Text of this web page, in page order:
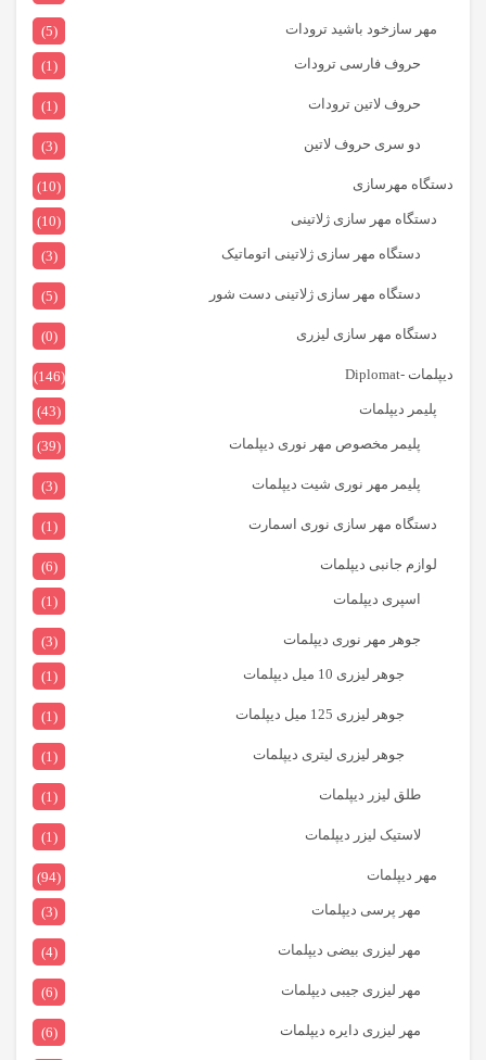
مهر سازخود باشید ترودات
(5)
حروف فارسی ترودات
(1)
حروف لاتین ترودات (1)
دو سری حروف لاتین (3)
دستگاه مهرسازی
(10)
دستگاه مهر سازی ژلاتینی
(10)
دستگاه مهر سازی ژلاتینی اتوماتیک
(3)
دستگاه مهر سازی ژلاتینی دست شور (5)
دستگاه مهر سازی لیزری (0)
دیپلمات -Diplomat
(146)
پلیمر دیپلمات
(43)
پلیمر مخصوص مهر نوری دیپلمات
(39)
پلیمر مهر نوری شیت دیپلمات (3)
دستگاه مهر سازی نوری اسمارت (1)
لوازم جانبی دیپلمات
(6)
اسپری دیپلمات
(1)
جوهر مهر نوری دیپلمات
(3)
جوهر لیزری 10 میل دیپلمات
(1)
جوهر لیزری 125 میل دیپلمات (1)
جوهر لیزری لیتری دیپلمات (1)
طلق لیزر دیپلمات (1)
لاستیک لیزر دیپلمات (1)
مهر دیپلمات
(94)
مهر پرسی دیپلمات
(3)
مهر لیزری بیضی دیپلمات (4)
مهر لیزری جیبی دیپلمات (6)
مهر لیزری دایره دیپلمات (6)